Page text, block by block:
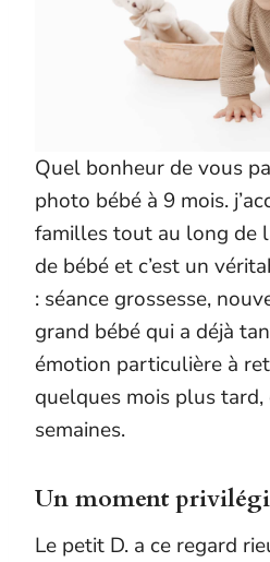
Quel bonheur de vous
photo bébé à 9 mois.
familles tout au long de
de bébé et c’est un
: séance grossesse,
grand bébé qui a déjà
émotion particulière à
quelques mois plus
semaines.
Un moment
Le petit D. a ce regard